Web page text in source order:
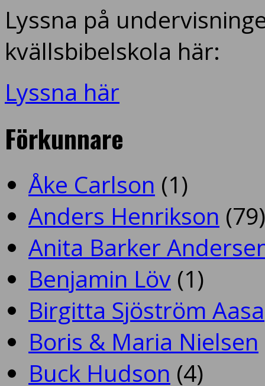
Lyssna på
kvällsbibelskola här:
Lyssna här
Förkunnare
Åke Carlson (1)
Anders Henrikson (79)
Anita Barker
Benjamin Löv (1)
Birgitta Sjöström Aasa
Boris & Maria Nielsen
Buck Hudson (4)